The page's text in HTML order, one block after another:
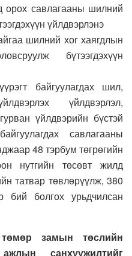
орох савлагааны шилний
үйлдвэрлэнэ
шилний хог хаягдлын
бүтээгдэхүүн
байгуулагдах шил,
үйлдвэрлэл,
үйлдвэрийн бүстэй
савлагааны
48 тэрбум төгрөгийн
нутгийн төсөвт жилд
татвар төвлөрүүлж, 380
болгох урьдчилсан
төмөр замын төслийн
санхүүжилтийг